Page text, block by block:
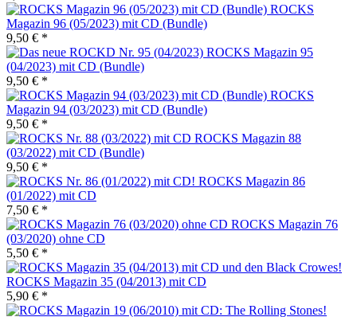
ROCKS
Magazin 96 (05/2023) mit CD (Bundle)
9,50 € *
ROCKS Magazin 95
(04/2023) mit CD (Bundle)
9,50 € *
ROCKS
Magazin 94 (03/2023) mit CD (Bundle)
9,50 € *
ROCKS Magazin 88
(03/2022) mit CD (Bundle)
9,50 € *
ROCKS Magazin 86
(01/2022) mit CD
7,50 € *
ROCKS Magazin 76
(03/2020) ohne CD
5,50 € *
ROCKS Magazin 35 (04/2013) mit CD
5,90 € *